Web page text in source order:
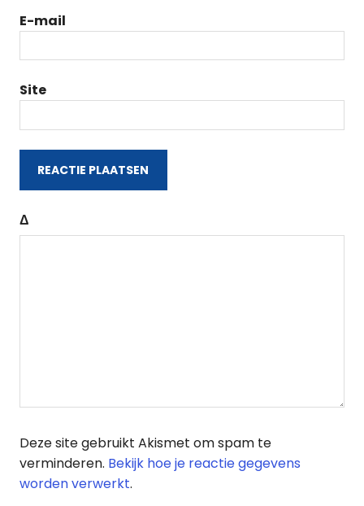
E-mail
Site
Δ
Deze site gebruikt Akismet om spam te
verminderen. Bekijk hoe je reactie gegevens
worden verwerkt.